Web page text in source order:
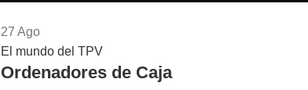
27Ago
El mundo del TPV
Ordenadores de Caja